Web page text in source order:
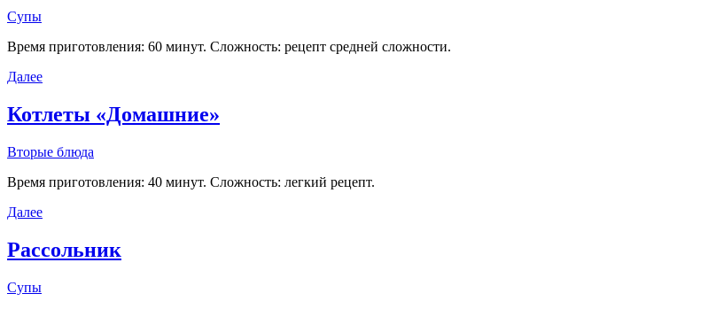
Супы
Время приготовления: 60 минут. Сложность: рецепт средней сложности.
Далее
Котлеты «Домашние»
Вторые блюда
Время приготовления: 40 минут. Сложность: легкий рецепт.
Далее
Рассольник
Супы